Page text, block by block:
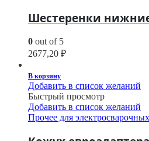
Шестеренки
0 out of 5
2677,20 ₽
В корзину
Добавить в список желаний
Быстрый просмотр
Добавить в список желаний
Прочее для